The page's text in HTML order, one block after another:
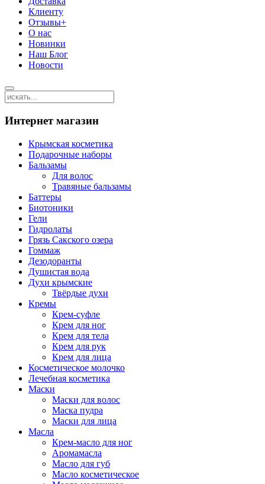
Клиенту
Отзывы+
О нас
Новинки
Наш Блог
Новости
Интернет магазин
Крымская косметика
Подарочные наборы
Бальзамы
Для волос
Травяные бальзамы
Баттеры
Биотоники
Гели
Гидролаты
Грязь Сакского озера
Гоммаж
Дезодоранты
Душистая вода
Духи крымские
Твёрдые духи
Кремы
Крем-суфле
Крем для ног
Крем для тела
Крем для рук
Крем для лица
Косметическое молочко
Лечебная косметика
Маски
Маски для волос
Маска пудра
Маски для лица
Масла
Крем-масло для ног
Аромамасла
Масло для губ
Масло косметическое